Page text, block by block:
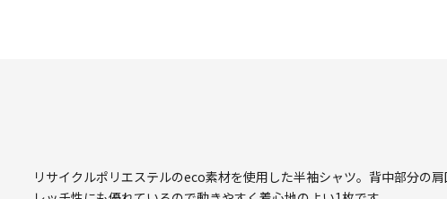
リサイクルポリエステルのeco素材を使用した半袖シャツ。背中部分の